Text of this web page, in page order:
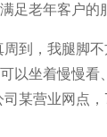
足老年客户的
周到，我腿脚
以坐着慢慢看
司某营业网点